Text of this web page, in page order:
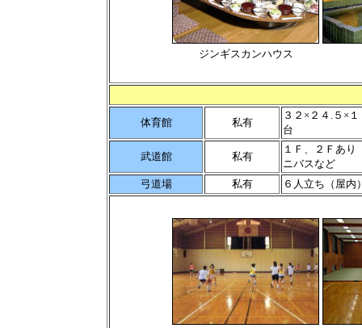
ジンギスカンハウス
体育館 私有
３２×２４.５×
台
武道館 私有
１Ｆ、２Ｆあ
ニバスなど
弓道場
私有 ６人立ち（屋内